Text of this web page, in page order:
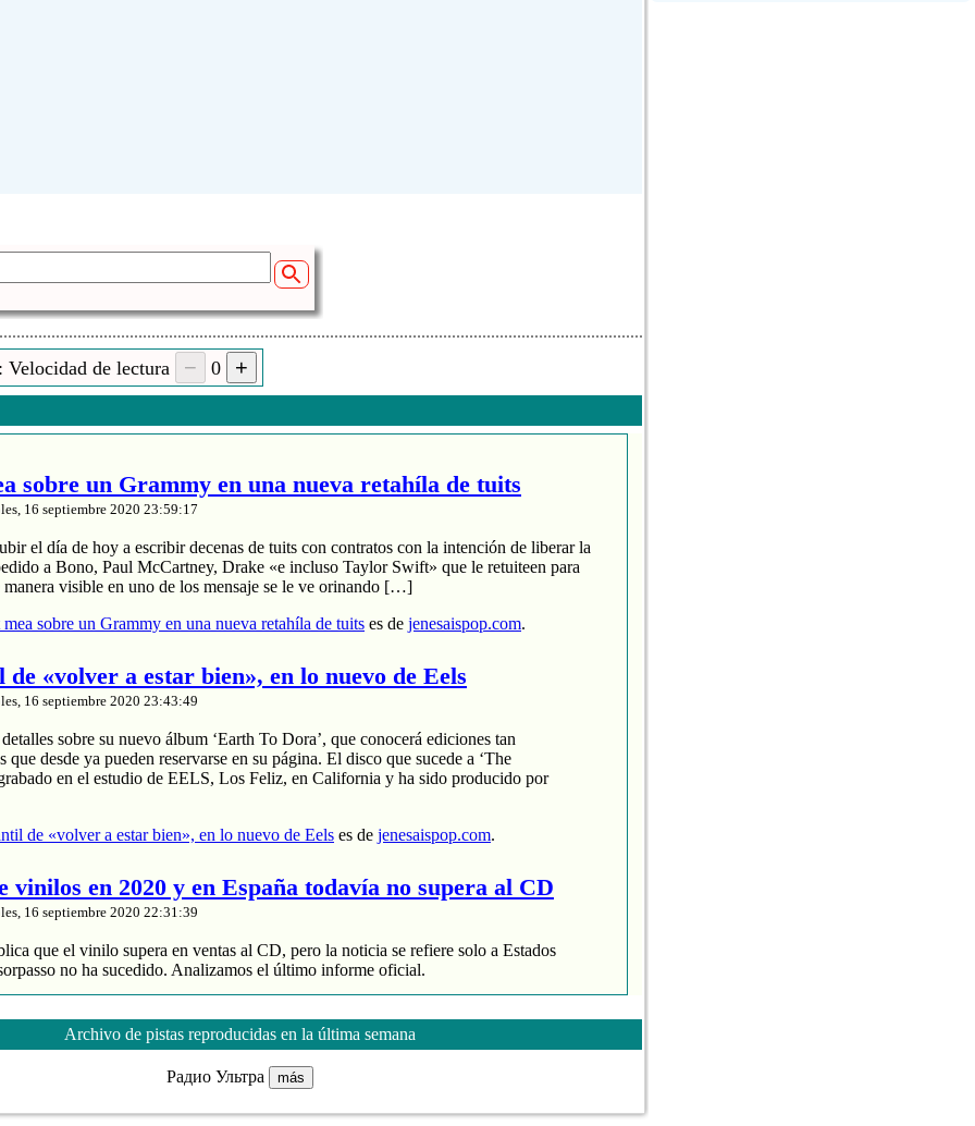
Velocidad de lectura 0
sobre un Grammy en una nueva retahíla de tuits
16 septiembre 2020 23:59:17
el día de hoy a escribir decenas de tuits con contratos con la intención de liberar la
a Bono, Paul McCartney, Drake «e incluso Taylor Swift» que le retuiteen para
manera visible en uno de los mensaje se le ve orinando […]
sobre un Grammy en una nueva retahíla de tuits es de jenesaispop.com.
«volver a estar bien», en lo nuevo de Eels
16 septiembre 2020 23:43:49
sobre su nuevo álbum ‘Earth To Dora’, que conocerá ediciones tan
que desde ya pueden reservarse en su página. El disco que sucede a ‘The
en el estudio de EELS, Los Feliz, en California y ha sido producido por
de «volver a estar bien», en lo nuevo de Eels es de jenesaispop.com.
vinilos en 2020 y en España todavía no supera al CD
16 septiembre 2020 22:31:39
que el vinilo supera en ventas al CD, pero la noticia se refiere solo a Estados
no ha sucedido. Analizamos el último informe oficial.
divide entre 2 sus ventas
grabada sube un 4% en España
de vinilos en 2020 y en España todavía no supera al CD
Archivo de pistas reproducidas en la última semana
Радио Ультра más